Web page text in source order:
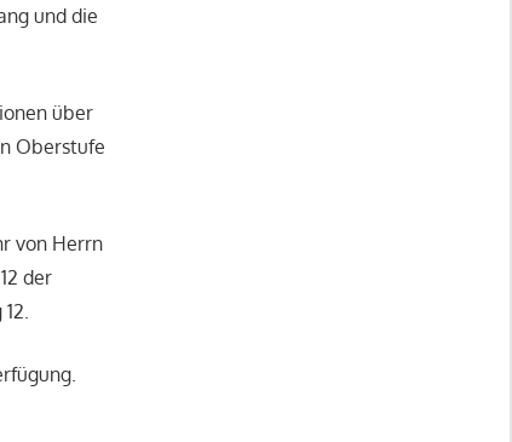
und die
über
Oberstufe
von Herrn
der